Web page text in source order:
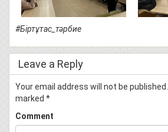
#Біртұтас_тәрбие
Leave a Reply
Your email address will not be published.
marked *
Comment